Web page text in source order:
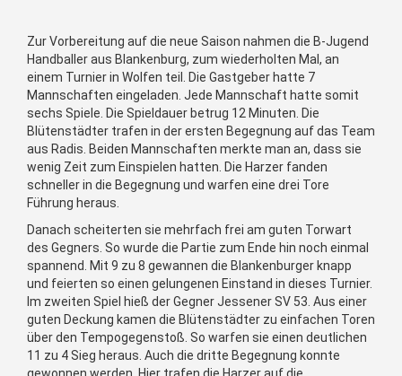
Zur Vorbereitung auf die neue Saison nahmen die B-Jugend
Handballer aus Blankenburg, zum wiederholten Mal, an
einem Turnier in Wolfen teil. Die Gastgeber hatte 7
Mannschaften eingeladen. Jede Mannschaft hatte somit
sechs Spiele. Die Spieldauer betrug 12 Minuten. Die
Blütenstädter trafen in der ersten Begegnung auf das Team
aus Radis. Beiden Mannschaften merkte man an, dass sie
wenig Zeit zum Einspielen hatten. Die Harzer fanden
schneller in die Begegnung und warfen eine drei Tore
Führung heraus.
Danach scheiterten sie mehrfach frei am guten Torwart
des Gegners. So wurde die Partie zum Ende hin noch einmal
spannend. Mit 9 zu 8 gewannen die Blankenburger knapp
und feierten so einen gelungenen Einstand in dieses Turnier.
Im zweiten Spiel hieß der Gegner Jessener SV 53. Aus einer
guten Deckung kamen die Blütenstädter zu einfachen Toren
über den Tempogegenstoß. So warfen sie einen deutlichen
11 zu 4 Sieg heraus. Auch die dritte Begegnung konnte